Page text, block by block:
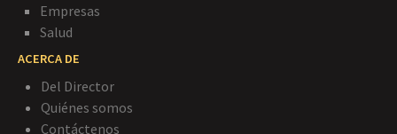
Empresas
Salud
ACERCA DE
Del Director
Quiénes somos
Contáctenos